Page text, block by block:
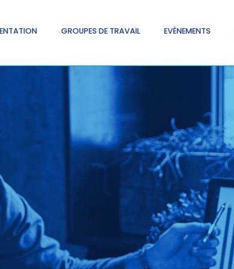
GROUPES DE TRAVAIL EVÈNEMENTS